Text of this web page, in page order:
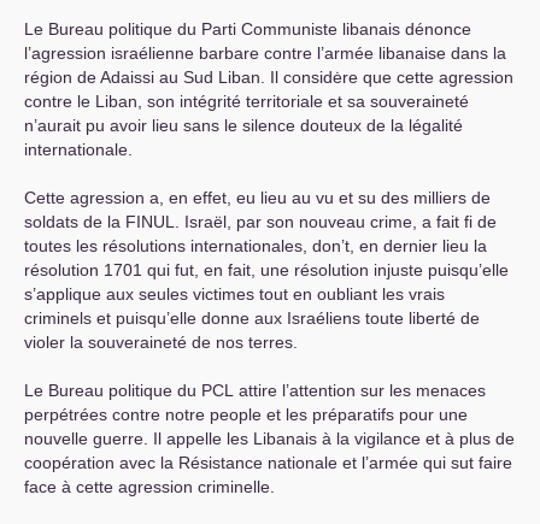
Le Bureau politique du Parti Communiste libanais dénonce
l’agression israélienne barbare contre l’armée libanaise dans la
région de Adaissi au Sud Liban. Il considėre que cette agression
contre le Liban, son intégrité territoriale et sa souveraineté
n’aurait pu avoir lieu sans le silence douteux de la légalité
internationale.
Cette agression a, en effet, eu lieu au vu et su des milliers de
soldats de la FINUL
. Israël, par son nouveau crime, a fait fi de
toutes les résolutions internationales, don’t, en dernier lieu la
résolution 1701 qui fut, en fait, une résolution injuste puisqu’elle
s’applique aux seules victimes tout en oubliant les vrais
criminels et puisqu’elle donne aux Israéliens toute liberté de
violer la souveraineté de nos terres.
Le Bureau politique du PCL attire l’attention sur les menaces
perpétrées contre notre people et les préparatifs pour une
nouvelle guerre. Il appelle les Libanais à la vigilance et à plus de
coopération avec la Résistance nationale et l’armée qui sut faire
face à cette agression criminelle.